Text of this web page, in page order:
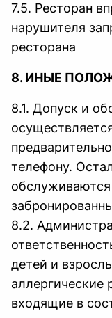
7.5. Ресторан
нарушителя
ресторана
8. ИНЫЕ
8.1. Допуск и
телефону.
8.2.
детей и
аллергические
входящие в